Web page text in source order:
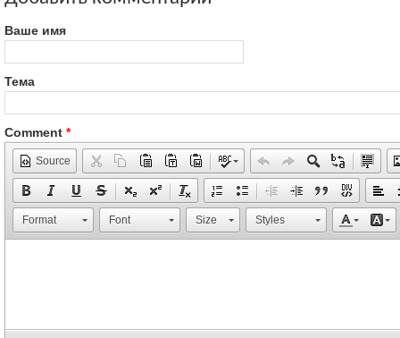
Ваше имя
Тема
Comment *
Source
Format Font Size Styles